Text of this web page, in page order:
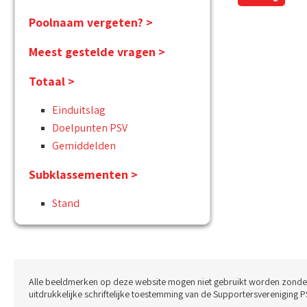
Poolnaam vergeten? >
Meest gestelde vragen >
Totaal >
Einduitslag
Doelpunten PSV
Gemiddelden
Subklassementen >
Stand
Alle beeldmerken op deze website mogen niet gebruikt worden
uitdrukkelijke schriftelijke toestemming van de Supportersvereniging